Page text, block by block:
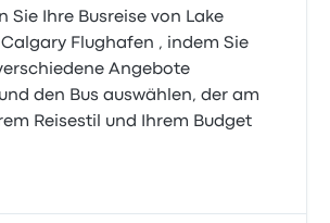
Sie Ihre Busreise von Lake
Flughafen , indem Sie
Angebote
den Bus auswählen, der am
Reisestil und Ihrem Budget